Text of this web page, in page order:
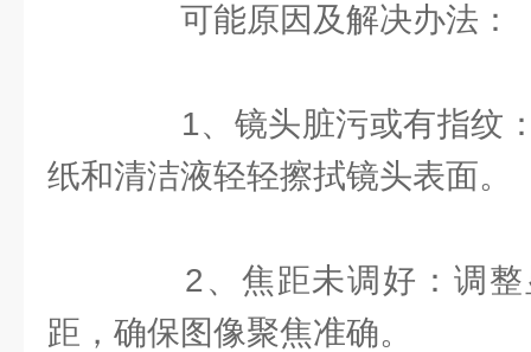
可能原因及解决办法：
1、镜头脏污或有指纹：
纸和清洁液轻轻擦拭镜头表面。
2、焦距未调好：调整
距，确保图像聚焦准确。